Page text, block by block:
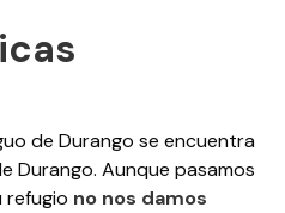
de Durango se encuentra
Durango. Aunque pasamos
refugio no nos damos